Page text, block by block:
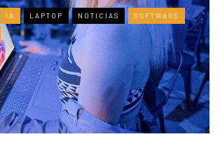
IA LAPTOP NOTICIAS SOFTWARE